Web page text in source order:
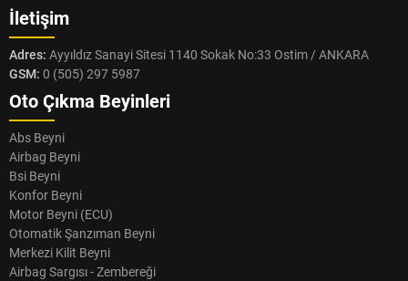
İletişim
Adres: Ayyıldız Sanayi Sitesi 1140 Sokak No:33 Ostim / ANKARA
GSM: 0 (505) 297 5987
Oto Çıkma Beyinleri
Abs Beyni
Airbag Beyni
Bsi Beyni
Konfor Beyni
Motor Beyni (ECU)
Otomatik Şanzıman Beyni
Merkezi Kilit Beyni
Airbag Sargısı - Zembereği